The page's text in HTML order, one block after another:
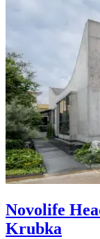
Novolife
Krubka